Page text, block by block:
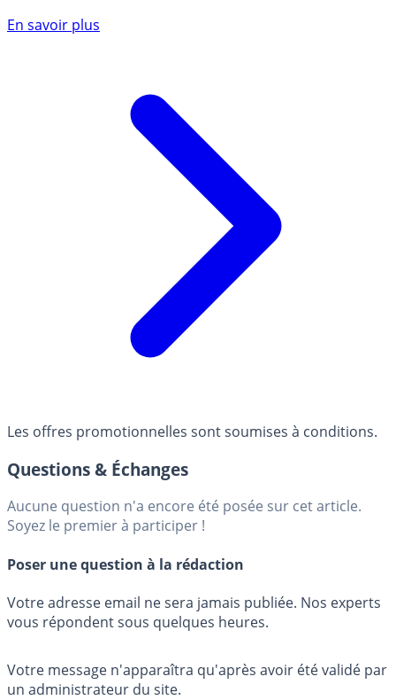
En savoir plus
Les offres promotionnelles sont soumises à conditions.
Questions & Échanges
Aucune question n'a encore été posée sur cet article.
Soyez le premier à participer !
Poser une question à la rédaction
Votre adresse email ne sera jamais publiée. Nos experts
vous répondent sous quelques heures.
Votre message n'apparaîtra qu'après avoir été validé par
un administrateur du site.